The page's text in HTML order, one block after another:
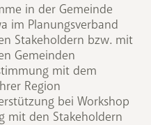
in der Gemeinde
im Planungsverband
Stakeholdern bzw. mit
Gemeinden
mit dem
Region
bei Workshop
mit den Stakeholdern